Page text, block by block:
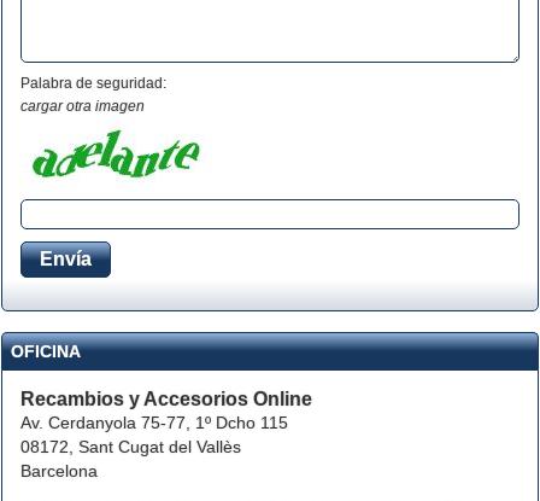
Palabra de seguridad:
cargar otra imagen
OFICINA
Recambios y Accesorios Online
Av. Cerdanyola 75-77, 1º Dcho 115
08172, Sant Cugat del Vallès
Barcelona